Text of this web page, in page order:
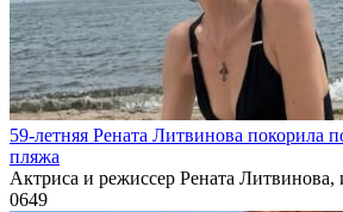
59-летняя Рената Литвинова покорила
пляжа
Актриса и режиссер Рената Литвинова,
0649